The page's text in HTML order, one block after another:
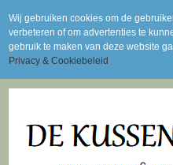
Achteraf betalen via Klarna
Levertijd 2 tot 3 dagen
Gratis verzending vanaf 100
Uit voorraad leverbaar
Wij gebruiken cookies om de
verbeteren of om advertenties te
gebruik te maken van deze website
Privacy & Cookiebeleid